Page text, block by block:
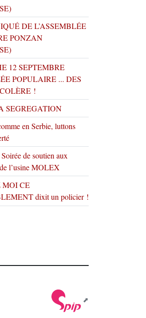
DE L’ASSEMBLÉE
PONZAN
12 SEPTEMBRE
POPULAIRE ... DES
!
SEGREGATION
en Serbie, luttons
de soutien aux
l’usine MOLEX
CE
dixit un policier !